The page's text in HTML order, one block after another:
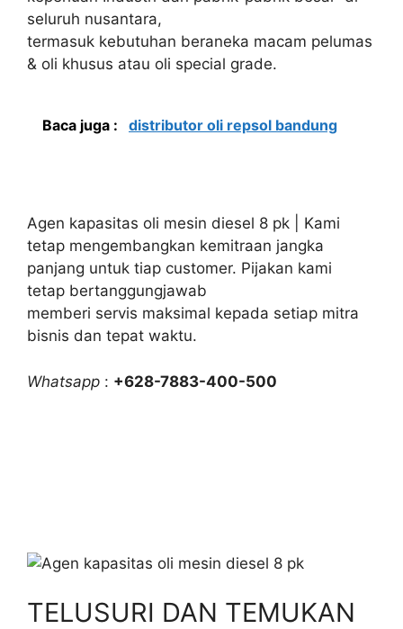
seluruh nusantara,
termasuk kebutuhan beraneka macam pelumas
& oli khusus atau oli special grade.
Baca juga : distributor oli repsol bandung
Agen kapasitas oli mesin diesel 8 pk | Kami
tetap mengembangkan kemitraan jangka
panjang untuk tiap customer. Pijakan kami
tetap bertanggungjawab
memberi servis maksimal kepada setiap mitra
bisnis dan tepat waktu.
Whatsapp : +628-7883-400-500
TELUSURI DAN TEMUKAN